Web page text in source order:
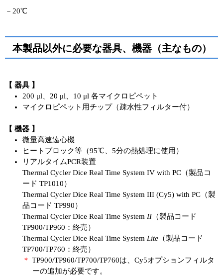
－20℃
本製品以外に必要な器具、機器（主なもの）
【 器具 】
200 μl、20 μl、10 μl 各マイクロピペット
マイクロピペット用チップ（疎水性フィルター付）
【 機器 】
微量高速遠心機
ヒートブロック等（95℃、5分の熱処理に使用）
リアルタイムPCR装置
Thermal Cycler Dice Real Time System IV with PC（製品コ
ード TP1010）
Thermal Cycler Dice Real Time System III (Cy5) with PC（製
品コード TP990）
Thermal Cycler Dice Real Time System II（製品コード
TP900/TP960：終売）
Thermal Cycler Dice Real Time System Lite （製品コード
TP700/TP760：終売）
＊ TP900/TP960/TP700/TP760は、Cy5オプションフィルタ
ーの追加が必要です。